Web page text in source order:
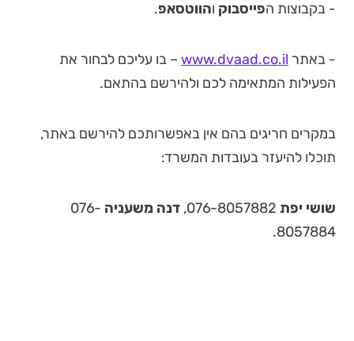
- בקבוצות הפייסבוק והווטסאפ.
- באתר www.dvaad.co.il – בו עליכם לבחור את
הפעילות המתאימה לכם ולהירשם בהתאם.
במקרים חריגים בהם אין באפשרותכם להירשם באתר,
תוכלו להיעזר בעובדות המשרד:
שושי יפת דנה משעניה 076-
8057884.